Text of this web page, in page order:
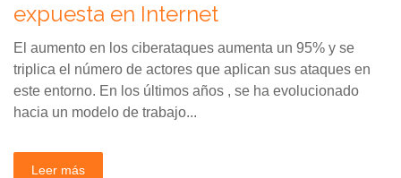
expuesta en Internet
El aumento en los ciberataques aumenta un 95% y se
triplica el número de actores que aplican sus ataques en
este entorno. En los últimos años , se ha evolucionado
hacia un modelo de trabajo...
Leer más